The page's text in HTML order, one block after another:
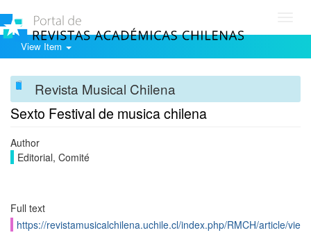
View Item
Revista Musical Chilena
Sexto Festival de musica chilena
Author
Editorial, Comité
Full text
https://revistamusicalchilena.uchile.cl/index.php/RMCH/article/vie